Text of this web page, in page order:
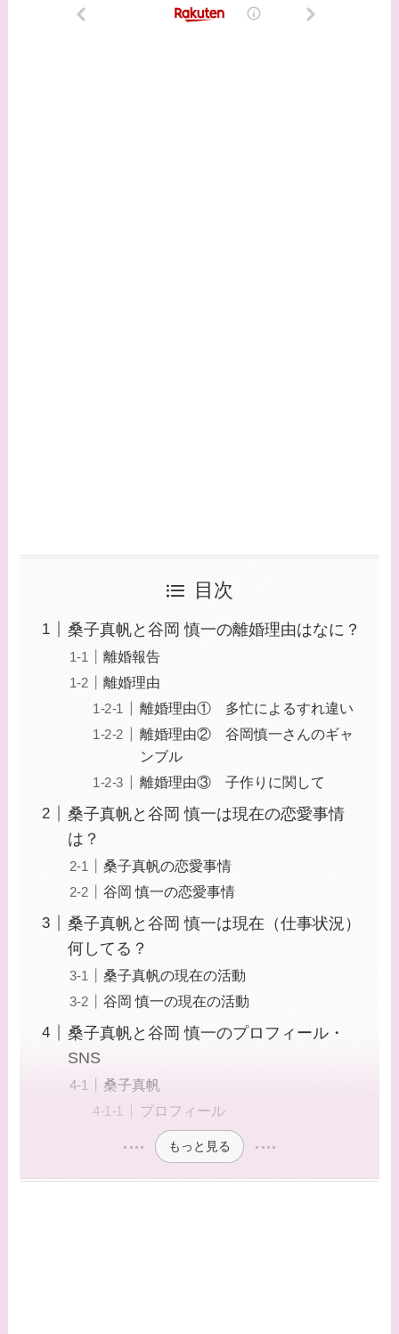
目次
桑子真帆と谷岡 慎一の離婚理由はなに？
離婚報告
離婚理由
離婚理由① 多忙によるすれ違い
離婚理由② 谷岡慎一さんのギャ
ンブル
離婚理由③ 子作りに関して
桑子真帆と谷岡 慎一は現在の恋愛事情
は？
桑子真帆の恋愛事情
谷岡 慎一の恋愛事情
桑子真帆と谷岡 慎一は現在（仕事状況）
何してる？
桑子真帆の現在の活動
谷岡 慎一の現在の活動
桑子真帆と谷岡 慎一のプロフィール・
SNS
桑子真帆
プロフィール
もっと見る